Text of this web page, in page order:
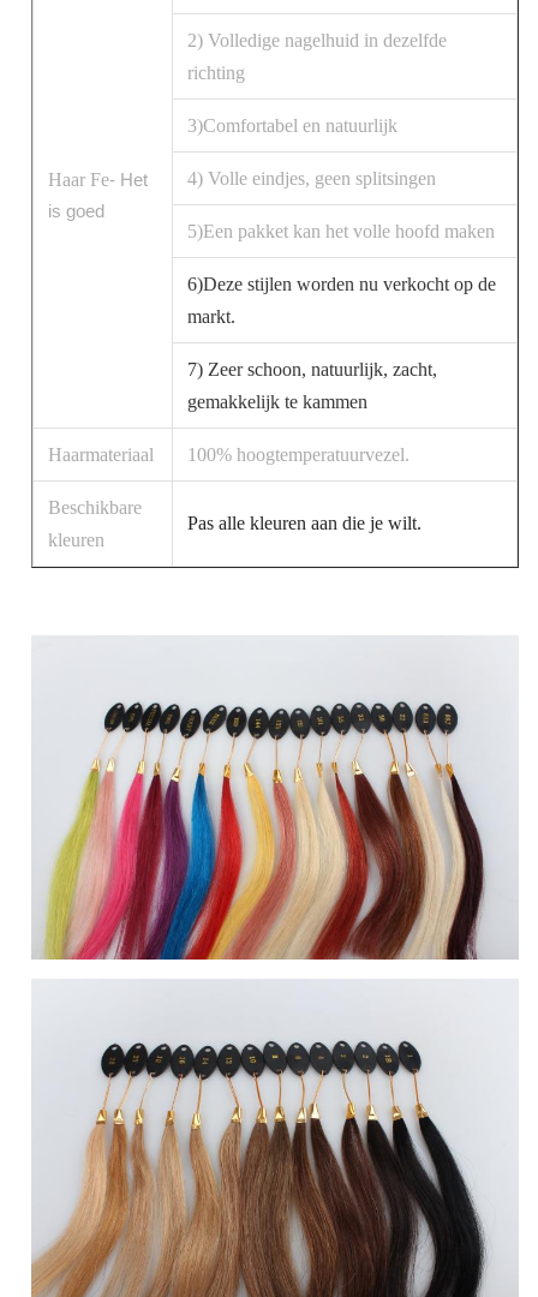
Haar Fe- Het
is goed
2) Volledige nagelhuid in dezelfde
richting
3)Comfortabel en natuurlijk
4) Volle eindjes, geen splitsingen
5)Een pakket kan het volle hoofd maken
6)Deze stijlen worden nu verkocht op de
markt.
7) Zeer schoon, natuurlijk, zacht,
gemakkelijk te kammen
Haarmateriaal 100% hoogtemperatuurvezel.
Beschikbare
kleuren
Pas alle kleuren aan die je wilt.